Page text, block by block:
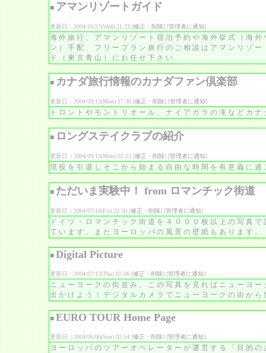
■ アマンリゾートガイド
更新日：2004/10/27(Wed) 21:23 [修正・削除] [管理者に通知]
海外旅行、アマンリゾート宿泊予約や海外挙式（海
ン）手配、フリープラン旅行のご相談はアマンリゾ
ド（東京青山）にお任せ下さい
■ カナダ旅行情報のカナダファン倶楽部
更新日：2004/09/13(Mon) 17:36 [修正・削除] [管理者に通知]
トロントやモントリオール、ナイアガラの滝などカ
■ ロングステイクラブの紹介
更新日：2004/09/13(Mon) 02:22 [修正・削除] [管理者に通知]
現役を引退しそこから始まる自由な時間を有意義に
■ ただいま実験中！ from ロマンチック街道
更新日：2004/07/16(Fri) 22:50 [修正・削除] [管理者に通知]
ドイツ・ロマンチック街道を４０００枚以上の写真
ています。またヨーロッパの風景の壁紙もあります。
■ Digital Picture
更新日：2004/07/15(Thu) 02:06 [修正・削除] [管理者に通知]
ニューヨークの街並み。この写真を見ればニューヨ
出かけよう！デジタルカメラでニューヨークの街か
■ EURO TOUR Home Page
更新日：2004/06/06(Sun) 02:54 [修正・削除] [管理者に通知]
ヨーロッパのツアーオペレーターが運営する「目的